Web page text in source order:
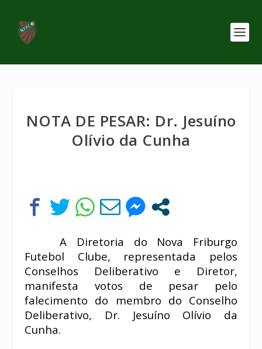
NOTA DE PESAR: Dr. Jesuíno
Olívio da Cunha
A Diretoria do Nova Friburgo
Futebol Clube, representada pelos
Conselhos Deliberativo e Diretor,
manifesta votos de pesar pelo
falecimento do membro do Conselho
Deliberativo, Dr. Jesuíno Olívio da
Cunha.